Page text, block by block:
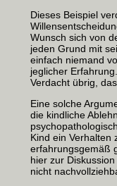
Dieses Beispiel
Wunsch sich von
jeden Grund mit
einfach niemand
jeglicher
Verdacht übrig,
Eine solche
die kindliche
Kind ein Verhalten
erfahrungsgemäß
hier zur
nicht